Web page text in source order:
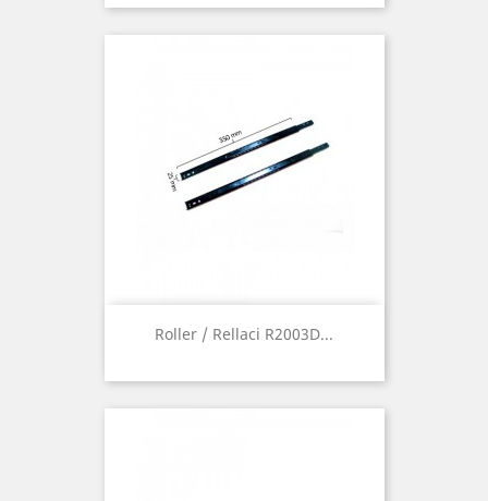
Roller / Rellaci R2003D...